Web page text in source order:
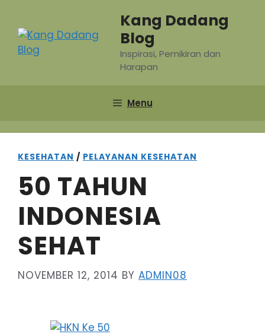
content
Kang Dadang
Blog
Inspirasi, Pemikiran dan
Harapan
Menu
KESEHATAN / PELAYANAN KESEHATAN
50 TAHUN
INDONESIA
SEHAT
NOVEMBER 12, 2014 BY ADMIN08